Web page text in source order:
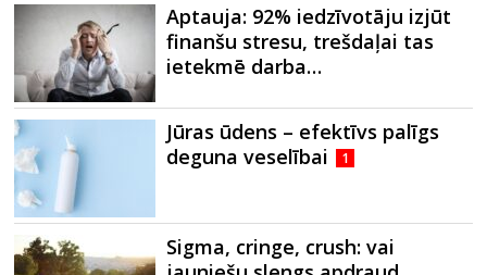
Aptauja: 92% iedzīvotāju izjūt
finanšu stresu, trešdaļai tas
ietekmē darba…
Jūras ūdens – efektīvs palīgs
deguna veselībai
1
Sigma, cringe, crush: vai